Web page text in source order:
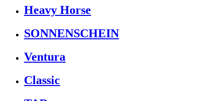
Heavy Horse
SONNENSCHEIN
Ventura
Classic